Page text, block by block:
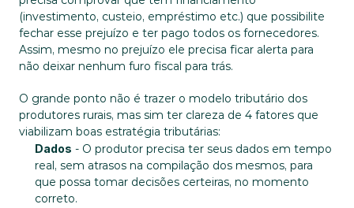
(investimento, custeio, empréstimo etc.) que possibilite
fechar esse prejuízo e ter pago todos os fornecedores.
Assim, mesmo no prejuízo ele precisa ficar alerta para
não deixar nenhum furo fiscal para trás.
O grande ponto não é trazer o modelo tributário dos
produtores rurais, mas sim ter clareza de 4 fatores que
viabilizam boas estratégia tributárias:
Dados - O produtor precisa ter seus dados em tempo
real, sem atrasos na compilação dos mesmos, para
que possa tomar decisões certeiras, no momento
correto.